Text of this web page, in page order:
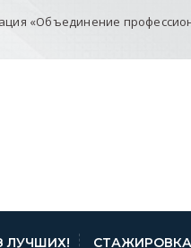
«Объединение
ЛУЧШИХ! СТАЖИРОВКА